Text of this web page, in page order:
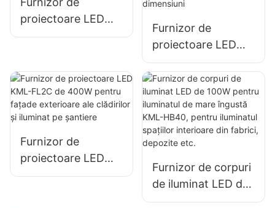
de mari dimensiuni.
proiectoare LED
KML-FL05 300W,
doc
Furnizor de
proiectoare LED
KML-FL2C de 50W
pentru panouri
publicitare
exterioare și
iluminat publicitar
de mari dimensiuni
Furnizor de
proiectoare LED
KML-FL2C de
Furnizor de corpuri
de iluminat LED de
100W pentru